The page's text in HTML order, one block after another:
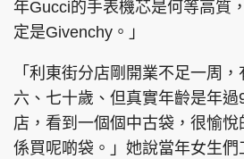
年Gucci的手表機芯是何等高質
定是Givenchy。」
「利東街分店剛開業不足一周
六、七十歲、但真實年齡是年
店，看到一個個中古袋，很愉
係買呢啲袋。」她說當年女生